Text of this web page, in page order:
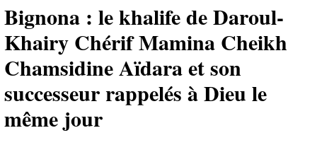
Bignona : le khalife de Daroul-
Khairy Chérif Mamina Cheikh
Chamsidine Aïdara et son
successeur rappelés à Dieu le
même jour